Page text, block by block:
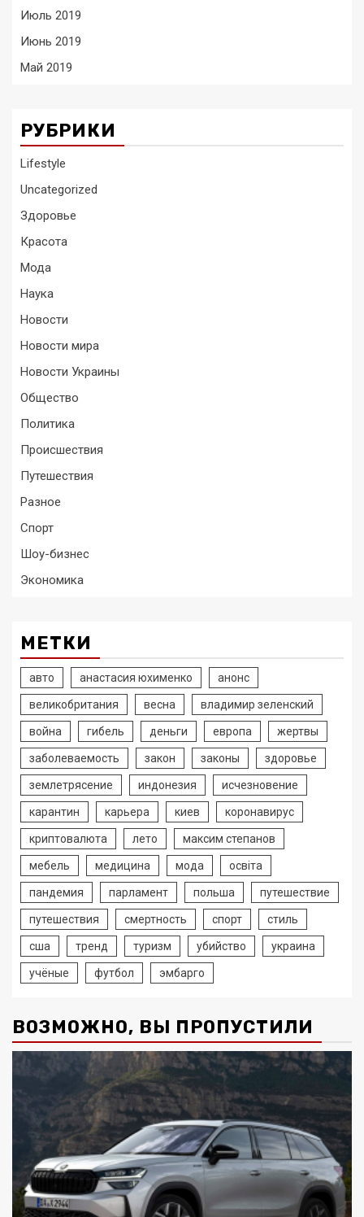
Июль 2019
Июнь 2019
Май 2019
РУБРИКИ
Lifestyle
Uncategorized
Здоровье
Красота
Мода
Наука
Новости
Новости мира
Новости Украины
Общество
Политика
Происшествия
Путешествия
Разное
Спорт
Шоу-бизнес
Экономика
МЕТКИ
авто анастасия юхименко анонс
великобритания весна владимир зеленский
война гибель деньги европа жертвы
заболеваемость закон законы здоровье
землетрясение индонезия исчезновение
карантин карьера киев коронавирус
криптовалюта лето максим степанов
мебель медицина мода освіта
пандемия парламент польша путешествие
путешествия смертность спорт стиль
сша тренд туризм убийство украина
учёные футбол эмбарго
ВОЗМОЖНО, ВЫ ПРОПУСТИЛИ